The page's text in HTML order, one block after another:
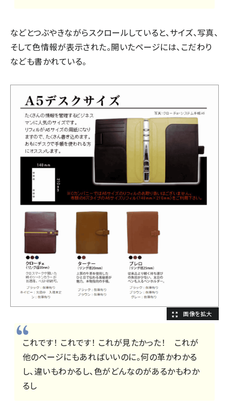
などとつぶやきながらスクロールしていると、サイズ、写真、
そして色情報が表示された。開いたページには、こだわり
なども書かれている。
これです！ これです！ これが見たかった！ これが
他のページにもあればいいのに。何の革かわかる
し、違いもわかるし、色がどんなのがあるかもわか
るし